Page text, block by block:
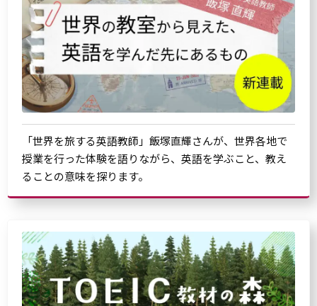
「世界を旅する英語教師」飯塚直輝さんが、世界各地で
授業を行った体験を語りながら、英語を学ぶこと、教え
ることの意味を探ります。